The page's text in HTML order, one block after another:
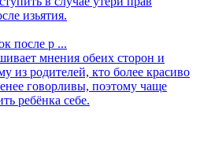
изьятия.
после р ...
мнения обеих сторон и
из родителей, кто более красиво
говорливы, поэтому чаще
ребёнка себе.